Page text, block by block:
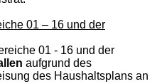
01 – 16 und der
01 - 16 und der
aufgrund des
des Haushaltsplans an